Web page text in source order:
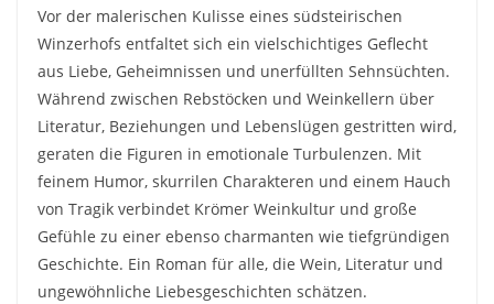
Vor der malerischen Kulisse eines südsteirischen
Winzerhofs entfaltet sich ein vielschichtiges Geflecht
aus Liebe, Geheimnissen und unerfüllten Sehnsüchten.
Während zwischen Rebstöcken und Weinkellern über
Literatur, Beziehungen und Lebenslügen gestritten wird,
geraten die Figuren in emotionale Turbulenzen. Mit
feinem Humor, skurrilen Charakteren und einem Hauch
von Tragik verbindet Krömer Weinkultur und große
Gefühle zu einer ebenso charmanten wie tiefgründigen
Geschichte. Ein Roman für alle, die Wein, Literatur und
ungewöhnliche Liebesgeschichten schätzen.